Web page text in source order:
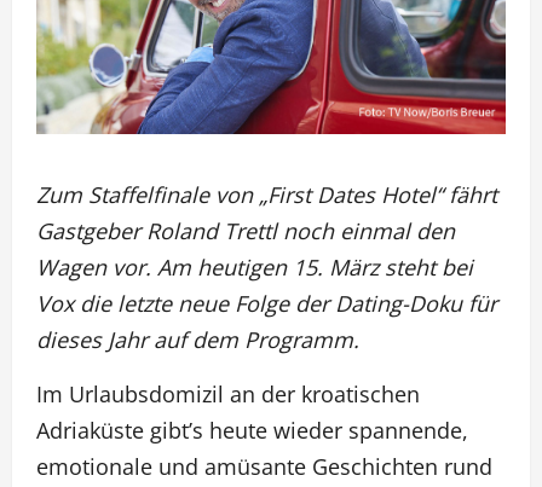
Zum Staffelfinale von „First Dates Hotel“ fährt
Gastgeber Roland Trettl noch einmal den
Wagen vor. Am heutigen 15. März steht bei
Vox die letzte neue Folge der Dating-Doku für
dieses Jahr auf dem Programm.
Im Urlaubsdomizil an der kroatischen
Adriaküste gibt’s heute wieder spannende,
emotionale und amüsante Geschichten rund